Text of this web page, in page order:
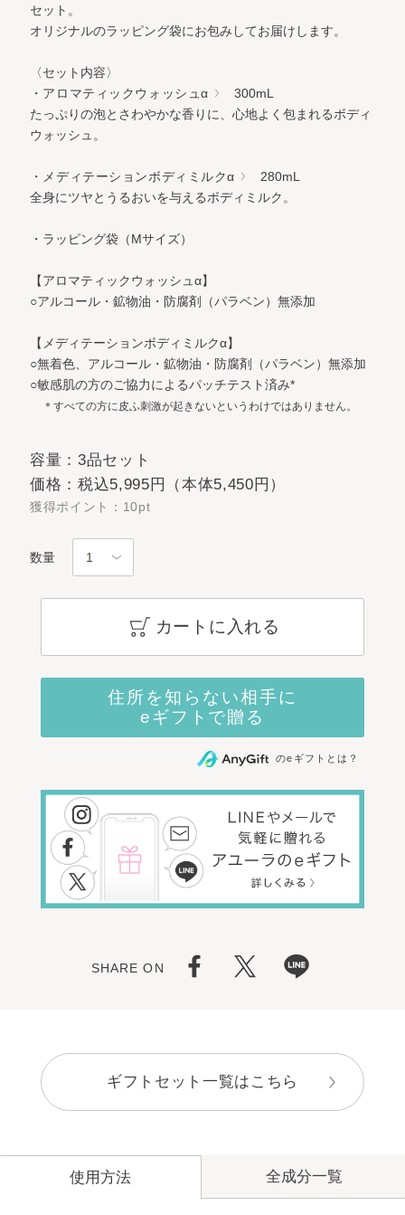
セット。
オリジナルのラッピング袋にお包みしてお届けします。
〈セット内容〉
・アロマティックウォッシュα
300mL
たっぷりの泡とさわやかな香りに、心地よく包まれるボディ
ウォッシュ。
・メディテーションボディミルクα
280mL
全身にツヤとうるおいを与えるボディミルク。
・ラッピング袋（Mサイズ）
【アロマティックウォッシュα】
○アルコール・鉱物油・防腐剤（パラベン）無添加
【メディテーションボディミルクα】
○無着色、アルコール・鉱物油・防腐剤（パラベン）無添加
○敏感肌の方のご協力によるパッチテスト済み*
＊すべての方に皮ふ刺激が起きないというわけではありません。
容量：3品セット
価格：税込5,995円（本体5,450円）
獲得ポイント：10pt
数量
カートに入れる
のeギフトとは？
SHARE ON
ギフトセット一覧はこちら
使用方法 全成分一覧